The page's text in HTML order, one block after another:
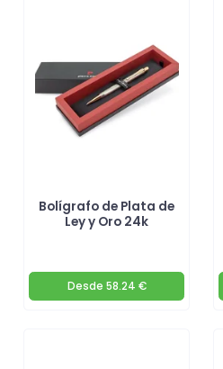
Bolígrafo de Plata de
Ley y Oro 24k
Desde 58.24 €